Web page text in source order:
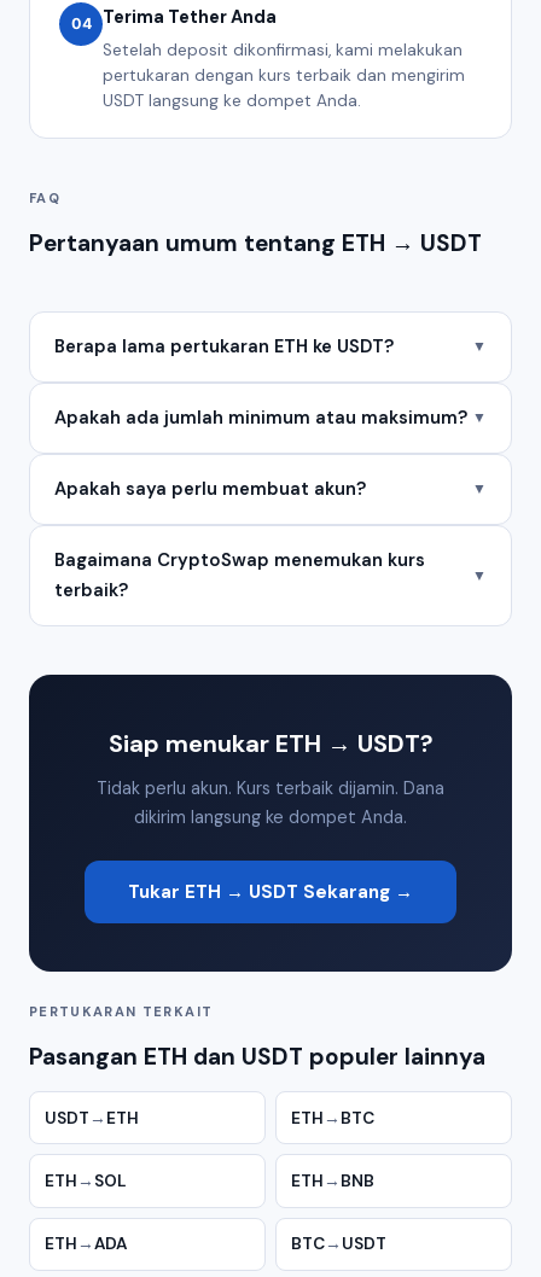
04 Terima Tether Anda
Setelah deposit dikonfirmasi, kami melakukan
pertukaran dengan kurs terbaik dan mengirim
USDT langsung ke dompet Anda.
FAQ
Pertanyaan umum tentang ETH → USDT
Berapa lama pertukaran ETH ke USDT? ▼
Apakah ada jumlah minimum atau maksimum? ▼
Apakah saya perlu membuat akun? ▼
Bagaimana CryptoSwap menemukan kurs
terbaik?
▼
Siap menukar ETH → USDT?
Tidak perlu akun. Kurs terbaik dijamin. Dana
dikirim langsung ke dompet Anda.
Tukar ETH → USDT Sekarang →
PERTUKARAN TERKAIT
Pasangan ETH dan USDT populer lainnya
USDT → ETH ETH → BTC
ETH → SOL ETH → BNB
ETH →ADA BTC→ USDT